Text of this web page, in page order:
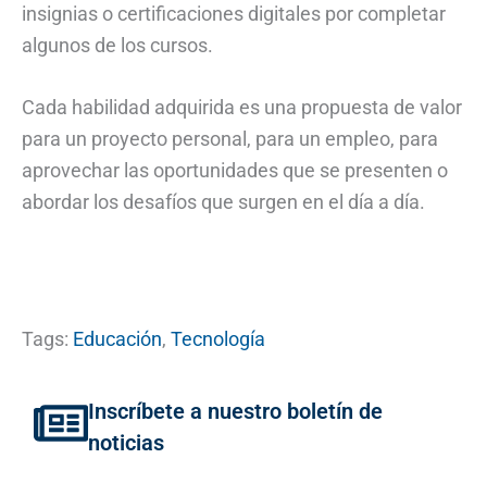
insignias o certificaciones digitales por completar
algunos de los cursos.
Cada habilidad adquirida es una propuesta de valor
para un proyecto personal, para un empleo, para
aprovechar las oportunidades que se presenten o
abordar los desafíos que surgen en el día a día.
Tags: Educación, Tecnología
Inscríbete a nuestro boletín de
noticias